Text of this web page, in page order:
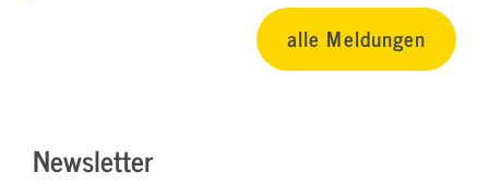
alle Meldungen
Newsletter